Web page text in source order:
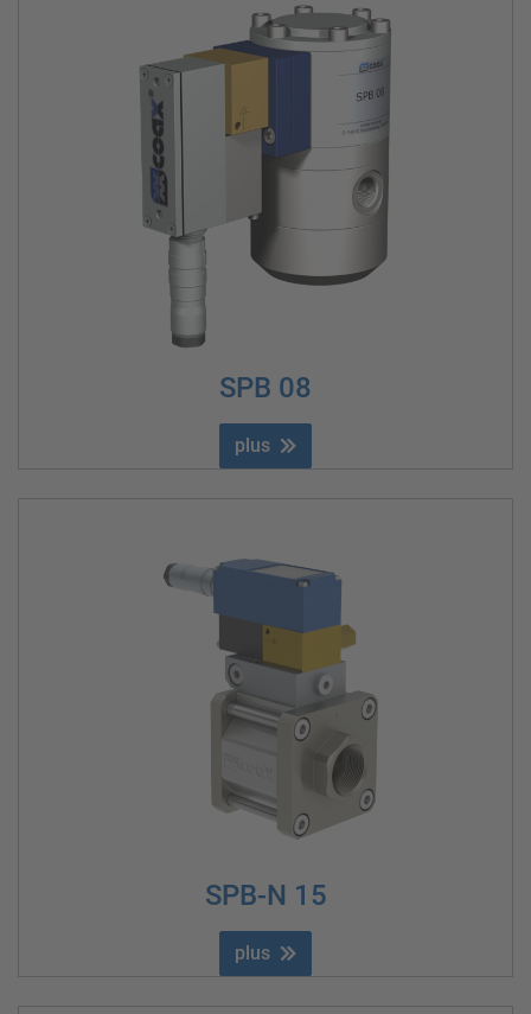
SPB 08
plus
SPB-N 15
plus